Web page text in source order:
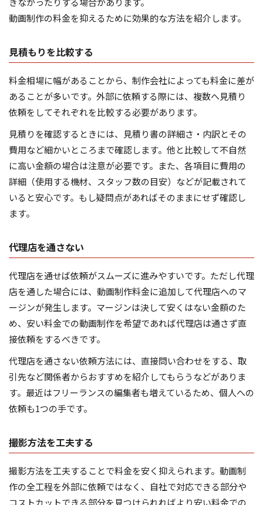
動画制作の料金を抑えるために効果的な方法を紹介します。
見積もりを比較する
料金相場に幅があることから、制作会社によっても料金に差が
あることが多いです。外部に依頼する際には、複数へ見積り
依頼をしてそれぞれを比較する必要があります。
見積りを確認するときには、見積り書の詳細さ・内訳とその
費用など細かいところまで確認します。他と比較して不自然
に高い金額の場合は注意が必要です。また、各項目に費用の
詳細（使用する機材、スタッフ数の目安）などが記載されて
いると安心です。もし疑問点があればそのままにせず確認し
ます。
代理店を通さない
代理店を通せば依頼がスムーズに進みやすいです。ただし代理
店を通した場合には、動画制作料金に追加して代理店へのマ
ージンが発生します。マージンは決して安くはない金額のた
め、安い料金での動画制作を希望であれば代理店は通さず直
接依頼をするべきです。
代理店を通さない依頼方法には、直接問い合わせをする、取
引先など関係者からおすすめを紹介してもらうなどがありま
す。最近はフリーランスの編集者も増えているため、個人への
依頼も1つの手です。
撮影方法を工夫する
撮影方法を工夫することで料金を安く抑えられます。動画制
作の全工程を外部に依頼ではなく、自社で対応できる部分や
コストカットできる部分を見つけられればより安い料金での